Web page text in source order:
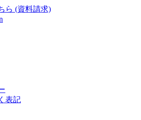
ら (資料請求)
表記